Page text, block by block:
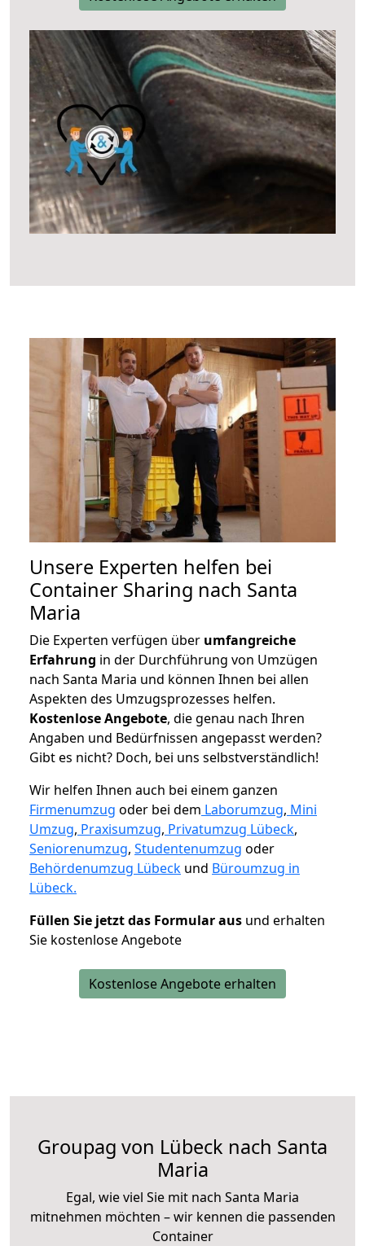
Unsere Experten helfen bei
Container Sharing nach Santa
Maria
Die Experten verfügen über umfangreiche
Erfahrung in der Durchführung von Umzügen
nach Santa Maria und können Ihnen bei allen
Aspekten des Umzugsprozesses helfen.
Kostenlose Angebote, die genau nach Ihren
Angaben und Bedürfnissen angepasst werden?
Gibt es nicht? Doch, bei uns selbstverständlich!
Wir helfen Ihnen auch bei einem ganzen
Firmenumzug oder bei dem Laborumzug, Mini
Umzug, Praxisumzug, Privatumzug Lübeck,
Seniorenumzug, Studentenumzug oder
Behördenumzug Lübeck und Büroumzug in
Lübeck.
Füllen Sie jetzt das Formular aus und erhalten
Sie kostenlose Angebote
Kostenlose Angebote erhalten
Groupag von Lübeck nach Santa
Maria
Egal, wie viel Sie mit nach Santa Maria
mitnehmen möchten – wir kennen die passenden
Container